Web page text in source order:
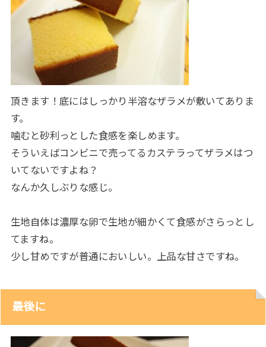
頂きます！底にはしっかり半溶なザラメが敷いてありま
す。
噛むと砂利っとした食感を楽しめます。
そういえばコンビニで売ってるカステラってザラメはつ
いてないですよね？
なんか久しぶりな感じ。
生地自体は濃厚な卵で生地が細かくて食感がさらっとし
てますね。
少し甘めですが普通においしい。上品な甘さですね。
最後に